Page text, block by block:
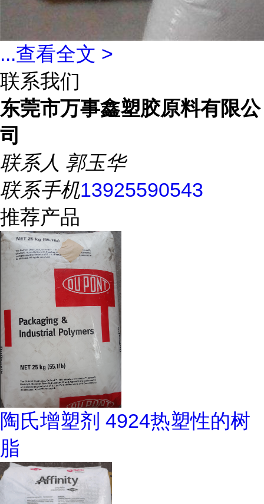
...查看全文 >
联系我们
东莞市万事鑫塑胶原料有限公
司
联系人 郭玉华
联系手机13925590543
推荐产品
陶氏增塑剂 4924热塑性的树
脂